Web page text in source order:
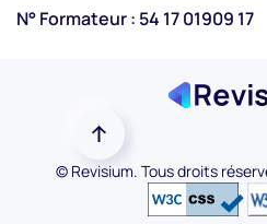
N° Formateur : 54 17 01909 17
© Revisium. Tous droits